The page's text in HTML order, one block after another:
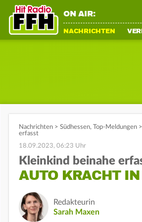
ON AIR:
NACHRICHTEN
Nachrichten > Südhessen, Top-Meldungen >
erfasst
18.09.2023, 06:23 Uhr
Kleinkind beinahe
AUTO KRACHT
Redakteurin
Sarah Maxen